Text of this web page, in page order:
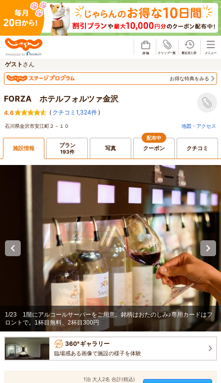
ゲスト さん
お得な特典をみる
FORZA ホテルフォルツァ金沢
4.6 ( クチコミ1,324件)
石川県金沢市安江町２－１０ 地図・アクセス
施設情報 プラン
193件 写真
配布中
クーポン クチコミ
1/23
1階にアルコールサーバーをご用意。銘柄はおたのしみ♪専用カードはフ
ロントで。1杯目無料、2杯目300円
360°ギャラリー
臨場感ある画像で施設の様子を体験
1泊 大人2名 合計(税込)